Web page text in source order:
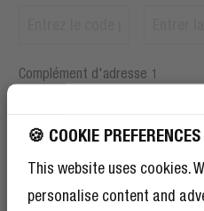
🍪 COOKIE PREFERENCES
This website uses cookies.
personalise content and
Complément d'adresse 1
BÉNÉFICIEZ
DE
VOTRE